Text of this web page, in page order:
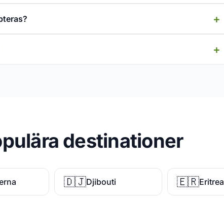
destinationer
🇩🇯Djibouti 🇪🇷Eritrea